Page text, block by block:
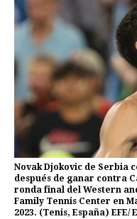
Novak Djokovic de Serbia
después de ganar contra
ronda final del Western
Family Tennis Center en
2023. (Tenis, España) EFE/